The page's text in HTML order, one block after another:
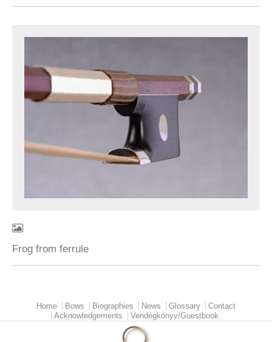
Frog from ferrule
Main menu
Home Bows Biographies News Glossary
Contact
Acknowledgements
Vendégkönyv/Guestbook